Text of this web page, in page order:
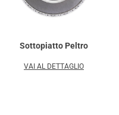
Sottopiatto Peltro
VAI AL DETTAGLIO